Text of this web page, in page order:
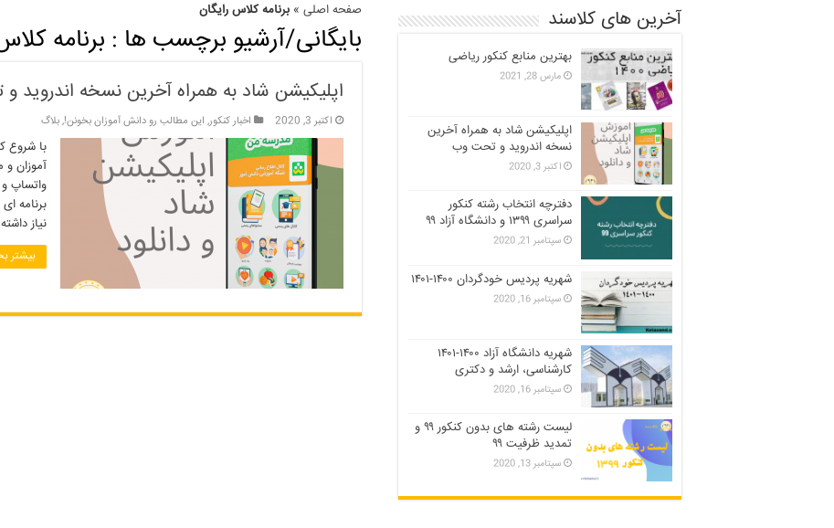
صفحه اصلی » برنامه کلاس رایگان
بایگانی/آرشیو برچسب ها : برنامه
اپلیکیشن شاد به همراه آخرین نسخه
اکتبر 3, 2020 اخبار کنکور, این مطالب رو دانش آموزان بخونن!,بلاگ
با شروع
آموزان و
واتساپ
برنامه
نیاز
بیشتر
آخرین های کلاسند
بهترین منابع کنکور ریاضی
مارس 28, 2021
اپلیکیشن شاد به همراه آخرین
نسخه اندروید و تحت وب
اکتبر 3, 2020
دفترچه انتخاب رشته کنکور
سراسری ۱۳۹۹ و دانشگاه آزاد ۹۹
سپتامبر 21, 2020
شهریه پردیس خودگردان ۱۴۰۰-۱۴۰۱
سپتامبر 16, 2020
شهریه دانشگاه آزاد ۱۴۰۰-۱۴۰۱
کارشناسی، ارشد و دکتری
سپتامبر 16, 2020
لیست رشته های بدون کنکور ۹۹ و
تمدید ظرفیت ۹۹
سپتامبر 13, 2020